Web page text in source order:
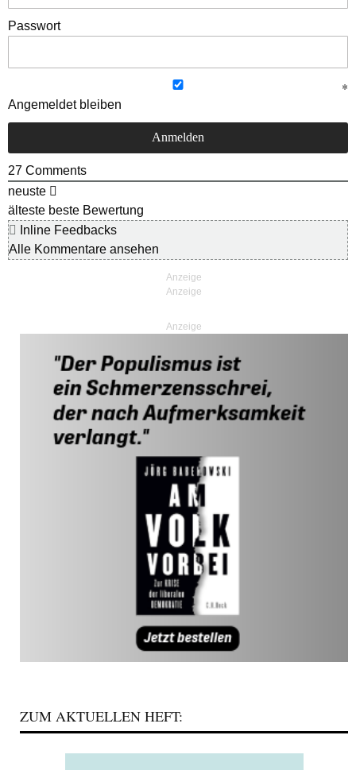
Passwort
Angemeldet bleiben
27 Comments
neuste
älteste beste Bewertung
Inline Feedbacks
Alle Kommentare ansehen
Anzeige
ZUM AKTUELLEN HEFT: